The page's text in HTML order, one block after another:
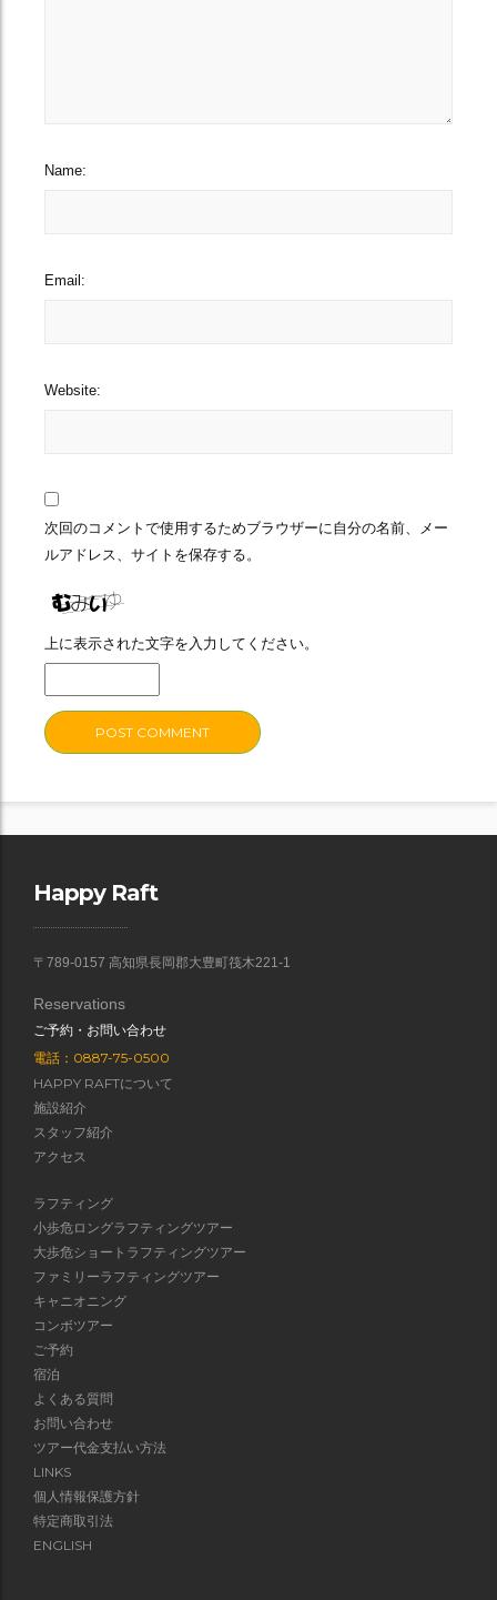
Name:
Email:
Website:
次回のコメントで使用するためブラウザーに自分の名前、メー
ルアドレス、サイトを保存する。
上に表示された文字を入力してください。
Happy Raft
〒789-0157 高知県長岡郡大豊町筏木221-1
Reservations
ご予約・お問い合わせ
電話：0887-75-0500
HAPPY RAFTについて
施設紹介
スタッフ紹介
アクセス
ラフティング
小歩危ロングラフティングツアー
大歩危ショートラフティングツアー
ファミリーラフティングツアー
キャニオニング
コンボツアー
ご予約
宿泊
よくある質問
お問い合わせ
ツアー代金支払い方法
LINKS
個人情報保護方針
特定商取引法
ENGLISH